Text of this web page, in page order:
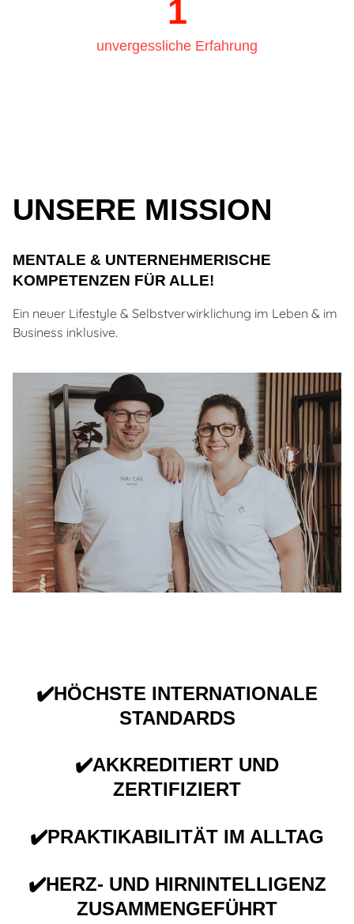
1
unvergessliche Erfahrung
UNSERE MISSION
MENTALE & UNTERNEHMERISCHE
KOMPETENZEN FÜR ALLE!
Ein neuer Lifestyle & Selbstverwirklichung im Leben & im
Business inklusive.
✔️HÖCHSTE INTERNATIONALE
STANDARDS
✔️AKKREDITIERT UND
ZERTIFIZIERT
✔️PRAKTIKABILITÄT IM ALLTAG
✔️HERZ- UND HIRNINTELLIGENZ
ZUSAMMENGEFÜHRT